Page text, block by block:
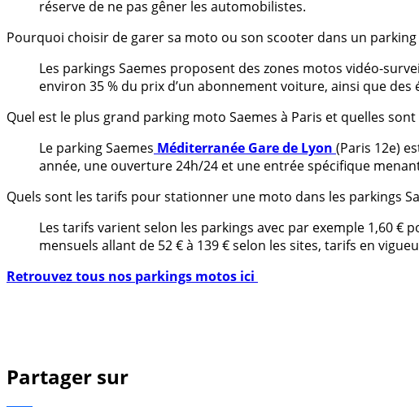
réserve de ne pas gêner les automobilistes.
Pourquoi choisir de garer sa moto ou son scooter dans un parking
Les parkings Saemes proposent des zones motos vidéo-
environ 35 % du prix d’un abonnement voiture, ainsi que
Quel est le plus grand parking moto Saemes à Paris et quelles sont
Le parking Saemes Méditerranée Gare de Lyon (Paris 12e)
année, une ouverture 24h/24 et une entrée spécifique
Quels sont les tarifs pour stationner une moto dans les parkings
Les tarifs varient selon les parkings avec par exemple 1,60 €
mensuels allant de 52 € à 139 € selon les sites, tarifs en
Retrouvez tous nos parkings motos ici
Partager sur